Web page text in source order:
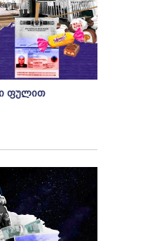
ფულით